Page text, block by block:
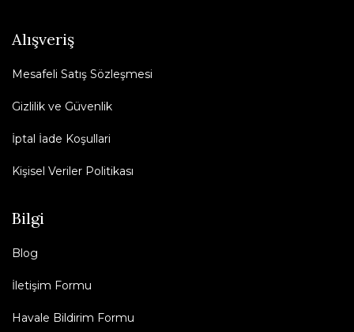
Alışveriş
Mesafeli Satış Sözleşmesi
Gizlilik ve Güvenlik
İptal İade Koşullari
Kişisel Veriler Politikası
Bilgi
Blog
İletişim Formu
Havale Bildirim Formu